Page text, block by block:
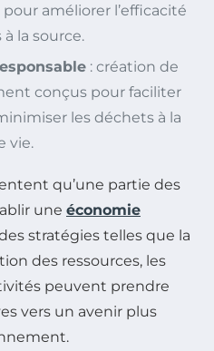
pour améliorer l’efficacité
la source.
: création de
conçus pour faciliter
les déchets à la
vie.
qu’une partie des
une économie
stratégies telles que la
des ressources, les
peuvent prendre
vers un avenir plus